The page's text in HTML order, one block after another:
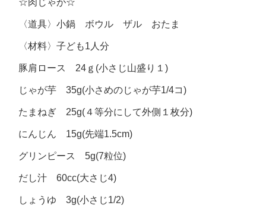
☆肉じゃが☆
〈道具〉小鍋 ボウル ザル おたま
〈材料〉子ども1人分
豚肩ロース 24ｇ(小さじ山盛り１)
じゃが芋 35g(小さめのじゃが芋1/4コ)
たまねぎ 25g(４等分にして外側１枚分)
にんじん 15g(先端1.5cm)
グリンピース 5g(7粒位)
だし汁 60cc(大さじ4)
しょうゆ 3g(小さじ1/2)